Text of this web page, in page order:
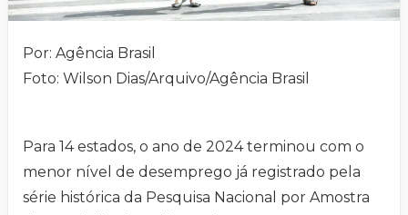
Por: Agência Brasil
Foto: Wilson Dias/Arquivo/Agência Brasil
Para 14 estados, o ano de 2024 terminou com o
menor nível de desemprego já registrado pela
série histórica da Pesquisa Nacional por Amostra